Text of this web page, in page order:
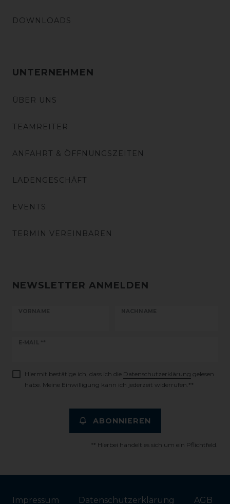
DOWNLOADS
UNTERNEHMEN
ÜBER UNS
TEAMREITER
ANFAHRT & ÖFFNUNGSZEITEN
LADENGESCHÄFT
EVENTS
TERMIN VEREINBAREN
NEWSLETTER ANMELDEN
VORNAME NACHNAME
E-MAIL **
Newsletter
Hiermit bestätige ich, dass ich die Daten­schutz­erklärung gelesen
habe. Meine Einwilligung kann ich jederzeit widerrufen.**
ABONNIEREN
** Hierbei handelt es sich um ein Pflichtfeld.
Impressum Daten­schutz­erklärung AGB